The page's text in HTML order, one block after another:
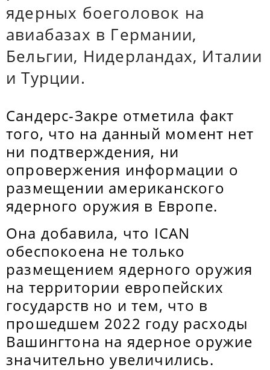
ядерных боеголовок на
авиабазах в Германии,
Бельгии, Нидерландах, Италии
и Турции.
Сандерс-Закре отметила факт
того, что на данный момент нет
ни подтверждения, ни
опровержения информации о
размещении американского
ядерного оружия в Европе.
Она добавила, что ICAN
обеспокоена не только
размещением ядерного оружия
на территории европейских
государств но и тем, что в
прошедшем 2022 году расходы
Вашингтона на ядерное оружие
значительно увеличились.